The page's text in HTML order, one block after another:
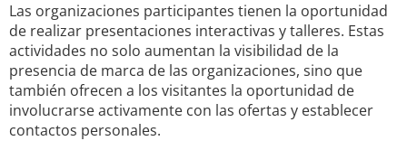
Las organizaciones participantes tienen la oportunidad
de realizar presentaciones interactivas y talleres. Estas
actividades no solo aumentan la visibilidad de la
presencia de marca de las organizaciones, sino que
también ofrecen a los visitantes la oportunidad de
involucrarse activamente con las ofertas y establecer
contactos personales.